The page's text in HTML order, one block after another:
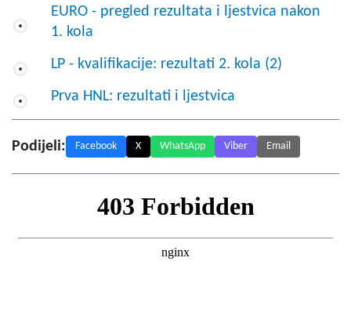
EURO - pregled rezultata i ljestvica nakon
1. kola
LP - kvalifikacije: rezultati 2. kola (2)
Prva HNL: rezultati i ljestvica
Podijeli: Facebook X WhatsApp Viber Email